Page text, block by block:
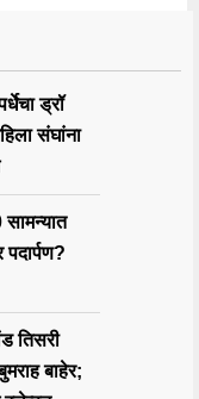
ड्रॉ
संघांना
सामन्यात
तिसरी
बाहेर;